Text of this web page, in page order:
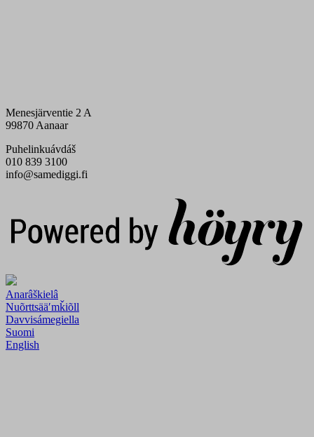
Menesjärventie 2 A
99870 Aanaar
Puhelinkuávdáš
010 839 3100
info@samediggi.fi
Anarâškielâ
Nuõrttsääʹmǩiõll
Davvisámegiella
Suomi
English